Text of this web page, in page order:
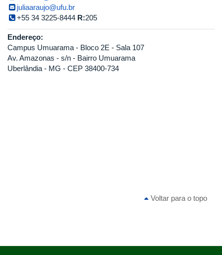
juliaaraujo@ufu.br
+55 34 3225-8444 R:205
Endereço:
Campus Umuarama - Bloco 2E - Sala 107
Av. Amazonas - s/n - Bairro Umuarama
Uberlândia - MG - CEP 38400-734
Voltar para o topo